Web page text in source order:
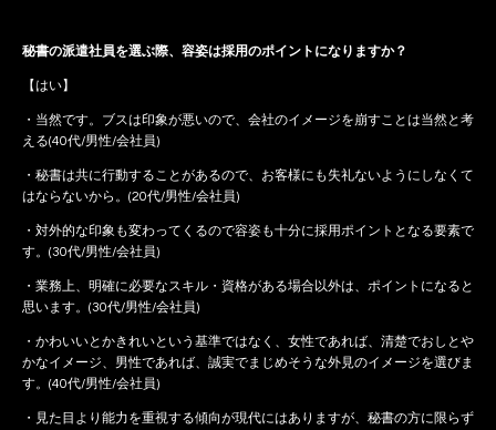
秘書の派遣社員を選ぶ際、容姿は採用のポイントになりますか？
【はい】
・当然です。ブスは印象が悪いので、会社のイメージを崩すことは当然と考
える(40代/男性/会社員)
・秘書は共に行動することがあるので、お客様にも失礼ないようにしなくて
はならないから。(20代/男性/会社員)
・対外的な印象も変わってくるので容姿も十分に採用ポイントとなる要素で
す。(30代/男性/会社員)
・業務上、明確に必要なスキル・資格がある場合以外は、ポイントになると
思います。(30代/男性/会社員)
・かわいいとかきれいという基準ではなく、女性であれば、清楚でおしとや
かなイメージ、男性であれば、誠実でまじめそうな外見のイメージを選びま
す。(40代/男性/会社員)
・見た目より能力を重視する傾向が現代にはありますが、秘書の方に限らず